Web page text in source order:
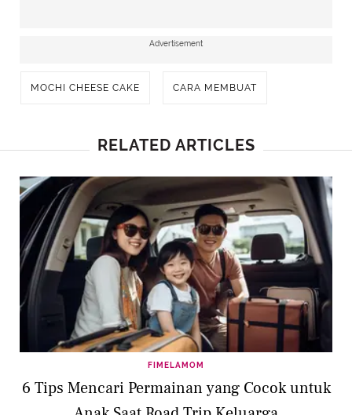
Advertisement
MOCHI CHEESE CAKE CARA MEMBUAT
RELATED ARTICLES
FIMELAMOM
6 Tips Mencari Permainan yang Cocok untuk